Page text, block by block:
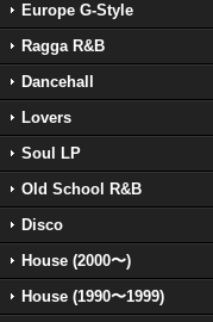
Europe G-Style
Ragga R&B
Dancehall
Lovers
Soul LP
Old School R&B
Disco
House (2000〜)
House (1990〜1999)